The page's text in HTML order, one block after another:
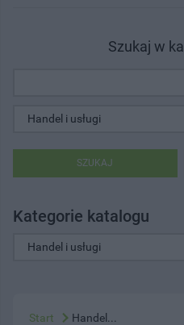
Szukaj w
SZUKAJ
Kategorie katalogu
Start Handel...